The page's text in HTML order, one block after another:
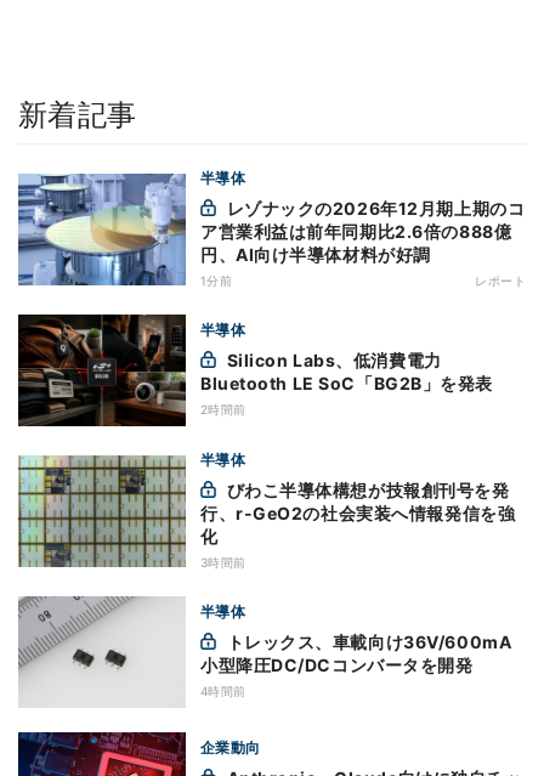
新着記事
半導体
ア営業利益は前年同期比2.6倍の888億
円、AI向け半導体材料が好調
1分前 レポート
半導体
Bluetooth LE SoC「BG2B」を発表
2時間前
半導体
行、r-GeO2の社会実装へ情報発信を強
化
3時間前
半導体
小型降圧DC/DCコンバータを開発
4時間前
企業動向